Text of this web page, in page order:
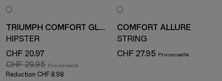
TRIUMPH COMFORT GLAM
HIPSTER
CHF 20.97
CHF 29.95
Réduction CHF 8.98
COMFORT ALLURE
STRING
CHF 27.95